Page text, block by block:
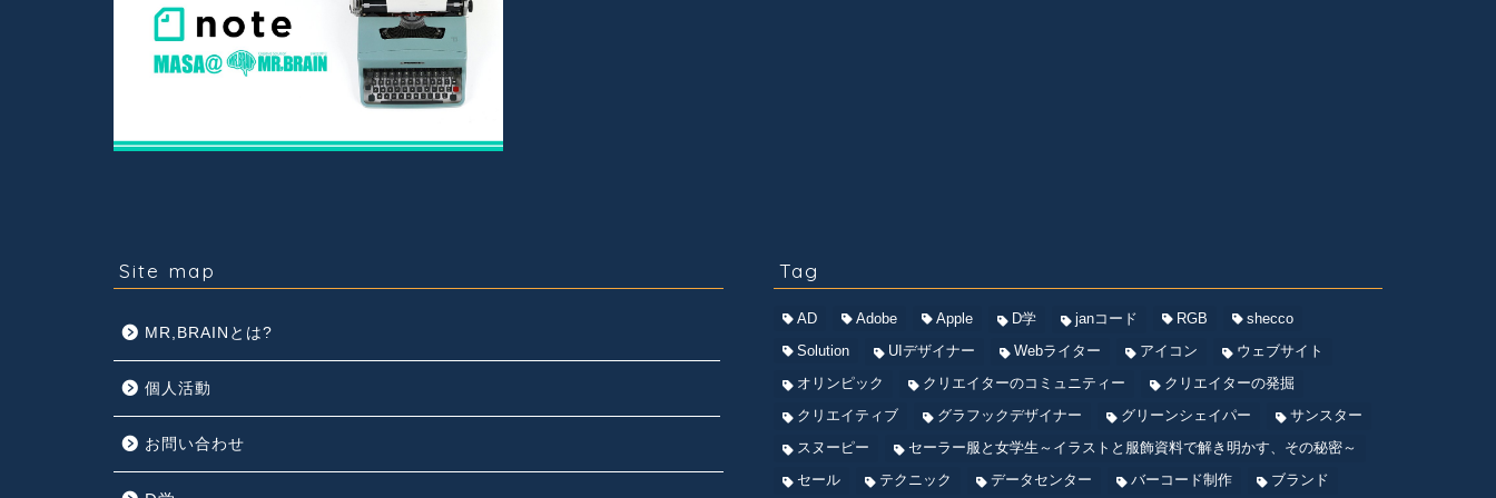
Site map
MR,BRAINとは?
個人活動
お問い合わせ
Tag
AD Adobe Apple D学 janコード RGB
shecco
Solution
UIデザイナー Webライター アイコン
ウェブサイト
オリンピック
クリエイターのコミュニティー
クリエイターの発掘
クリエイティブ
グラフックデザイナー グリーンシェイパー
サンスター
スヌーピー
セーラー服と女学生～イラストと服飾資料で解き明かす、その秘密～
セール
テクニック データセンター バーコード制作 ブランド